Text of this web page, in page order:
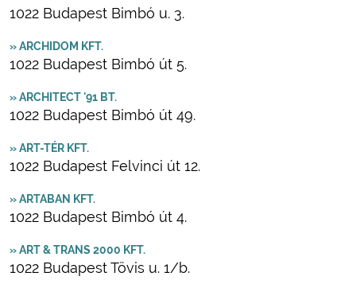
1022 Budapest Bimbó u. 3.
» ARCHIDOM KFT.
1022 Budapest Bimbó út 5.
» ARCHITECT '91 BT.
1022 Budapest Bimbó út 49.
» ART-TÉR KFT.
1022 Budapest Felvinci út 12.
» ARTABAN KFT.
1022 Budapest Bimbó út 4.
» ART & TRANS 2000 KFT.
1022 Budapest Tövis u. 1/b.